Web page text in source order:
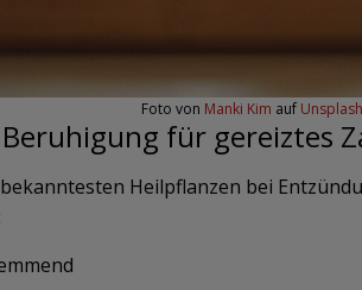
Foto von Manki Kim auf Unsplash
für gereiztes
Heilpflanzen bei